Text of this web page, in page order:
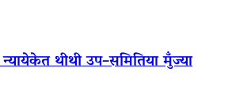
थीथी उप–समितिया मुँज्या